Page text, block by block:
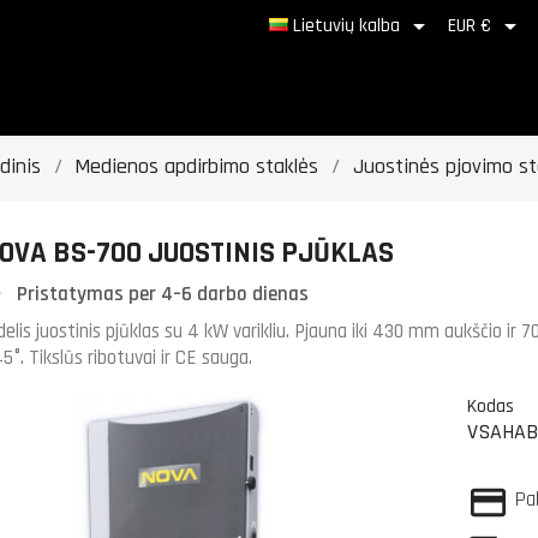
Lietuvių kalba  EUR € 
Medienos apdirbimo staklės Juostinės pjovimo
BS-700 JUOSTINIS PJŪKLAS
Pristatymas per 4–6 darbo dienas
juostinis pjūklas su 4 kW varikliu. Pjauna iki 430 mm aukščio ir
Tikslūs ribotuvai ir CE sauga.
Kodas